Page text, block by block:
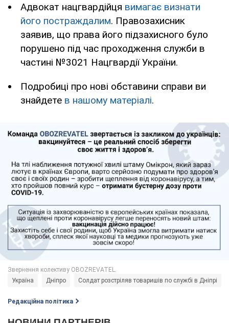
Адвокат нацгвардійця вимагає визнати
його постраждалим. Правозахисник
заявив, що права його підзахисного було
порушено під час проходження служби в
частині №3021 Нацгвардії України.
Подробиці про нові обставини справи ви
знайдете в нашому матеріалі.
Україна Дніпро Солдат розстріляв товаришів по службі в Дніпрі
Редакційна політика